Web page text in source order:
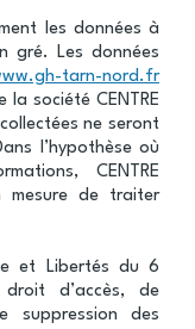
les données à
gré. Les données
tarn-nord.fr
société CENTRE
collectées ne seront
l’hypothèse où
CENTRE
mesure de traiter
et Libertés du 6
d’accès, de
suppression des